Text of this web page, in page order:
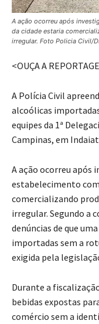
A ação ocorreu após
da cidade estaria
irregular. Foto Policia Civil/
<OUÇA A
A Polícia Civil
alcoólicas
equipes da 1ª
Campinas, em
A ação ocorreu após
estabelecimento
comercializando
irregular. Segundo a
denúncias de que
importadas sem a
exigida pela
Durante a
bebidas expostas
comércio sem a